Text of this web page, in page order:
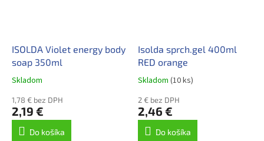
ISOLDA Violet energy body
soap 350ml
Skladom
1,78 € bez DPH
2,19 €
Do košíka
Isolda sprch.gel 400ml
RED orange
Skladom (10 ks)
2 € bez DPH
2,46 €
Do košíka